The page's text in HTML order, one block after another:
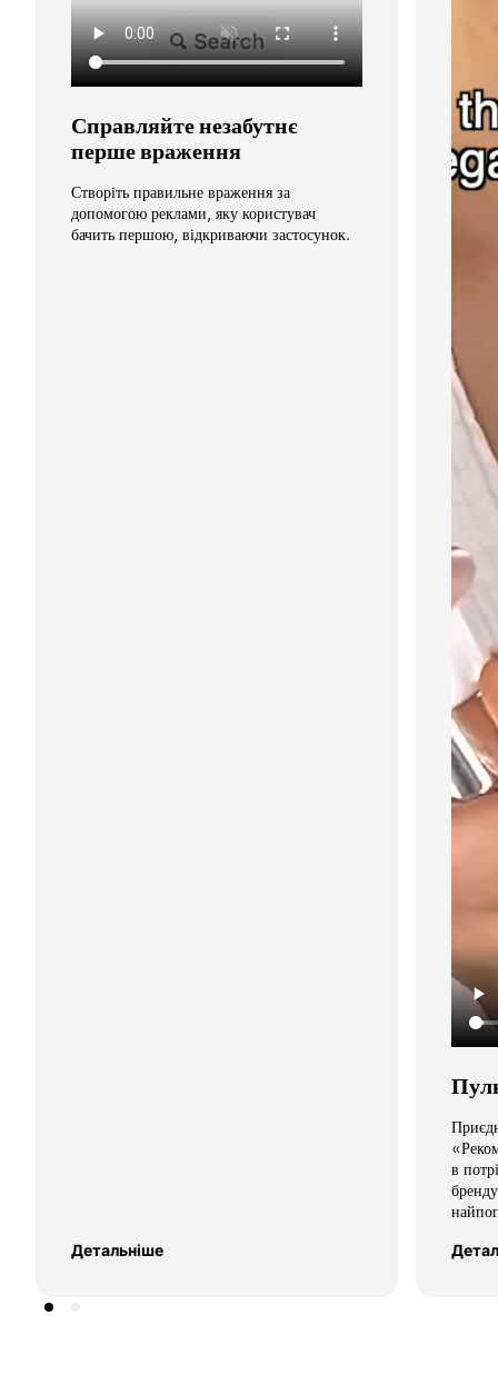
Справляйте незабутнє
перше враження
Створіть правильне враження за
допомогою реклами, яку користувач
бачить першою, відкриваючи застосунок.
Детальніше
в